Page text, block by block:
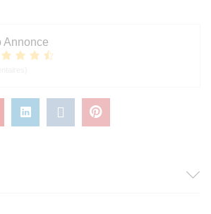
Annonce